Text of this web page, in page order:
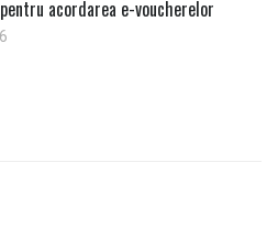
acordarea e-voucherelor